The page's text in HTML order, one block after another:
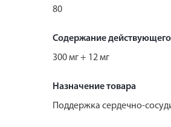
80
Содержание
300 мг + 12 мг
Назначение товара
Поддержка сердечно-